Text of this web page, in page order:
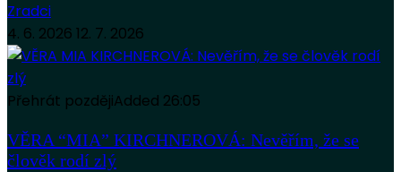
Zradci
4. 6. 2026 12. 7. 2026
Přehrát pozdějiAdded 26:05
VĚRA “MIA” KIRCHNEROVÁ: Nevěřím, že se
člověk rodí zlý